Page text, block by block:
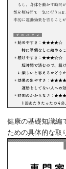
健康の基礎知識編
ための具体的な取